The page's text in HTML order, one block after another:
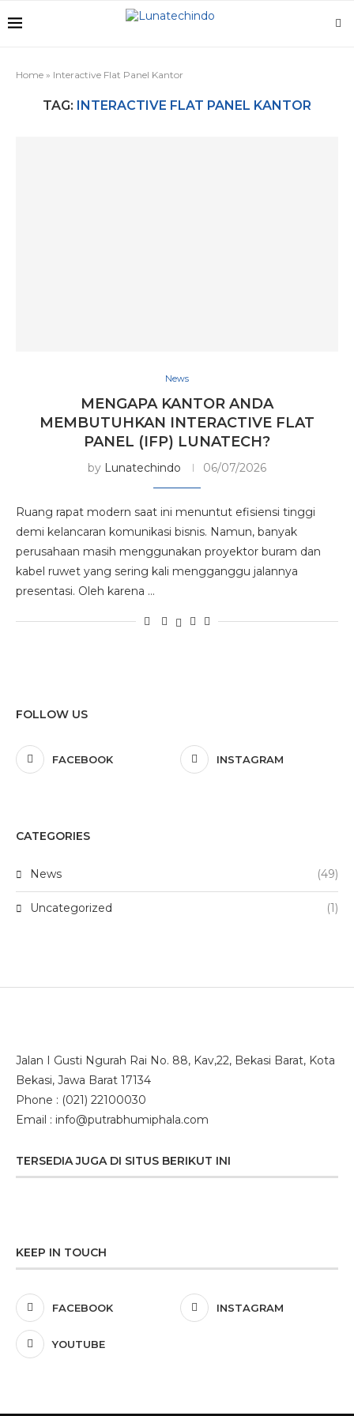
Home » Interactive Flat Panel Kantor
TAG: INTERACTIVE FLAT PANEL KANTOR
News
MENGAPA KANTOR ANDA
MEMBUTUHKAN INTERACTIVE FLAT
PANEL (IFP) LUNATECH?
by Lunatechindo 06/07/2026
Ruang rapat modern saat ini menuntut efisiensi tinggi
demi kelancaran komunikasi bisnis. Namun, banyak
perusahaan masih menggunakan proyektor buram dan
kabel ruwet yang sering kali mengganggu jalannya
presentasi. Oleh karena …
FOLLOW US
FACEBOOK INSTAGRAM
CATEGORIES
News (49)
Uncategorized (1)
Jalan I Gusti Ngurah Rai No. 88, Kav,22, Bekasi Barat, Kota
Bekasi, Jawa Barat 17134
Phone : (021) 22100030
Email : info@putrabhumiphala.com
TERSEDIA JUGA DI SITUS BERIKUT INI
KEEP IN TOUCH
FACEBOOK INSTAGRAM
YOUTUBE